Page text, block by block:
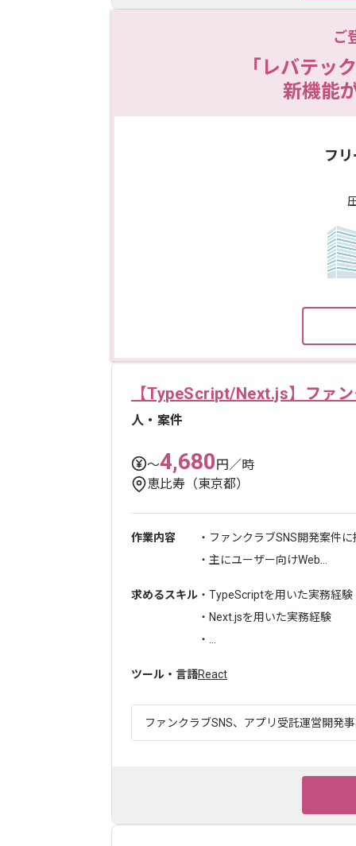
ご
「レバテッ
新機能
フ
【TypeScript/Next.js】ファ
人・案件
〜4,680円／時
恵比寿（東京都）
作業内容
・ファンクラブSNS開発案件
・主にユーザー向けWeb...
求めるスキル ・TypeScriptを用いた実務経験
・Next.jsを用いた実務経験
・...
ツール・言語React
ファンクラブSNS、アプリ受託運営開発